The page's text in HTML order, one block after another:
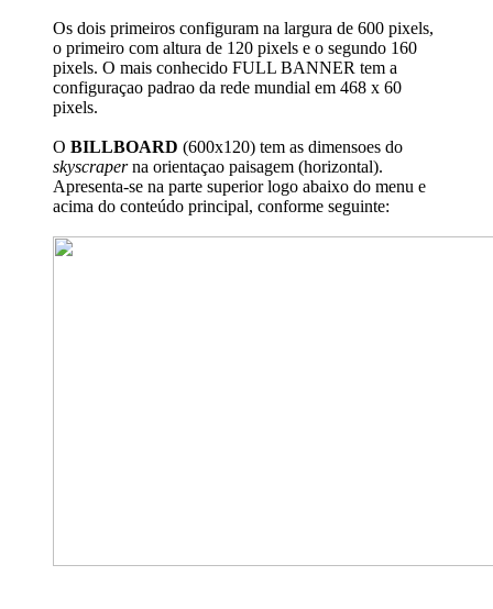
Os dois primeiros configuram na largura de 600 pixels,
o primeiro com altura de 120 pixels e o segundo 160
pixels. O mais conhecido FULL BANNER tem a
configuraçao padrao da rede mundial em 468 x 60
pixels.
O BILLBOARD (600x120) tem as dimensoes do
skyscraperna orientaçao paisagem (horizontal).
Apresenta-se na parte superior logo abaixo do menu e
acima do conteúdo principal, conforme seguinte: